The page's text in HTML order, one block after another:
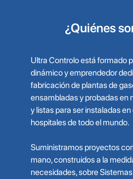
¿Quiénes
Ultra Controlo está formado
dinámico y emprendedor
fabricación de plantas de
ensambladas y probadas en
y listas para ser instaladas
hospitales de todo el mundo.
Suministramos proyectos
mano, construidos a la
necesidades, sobre